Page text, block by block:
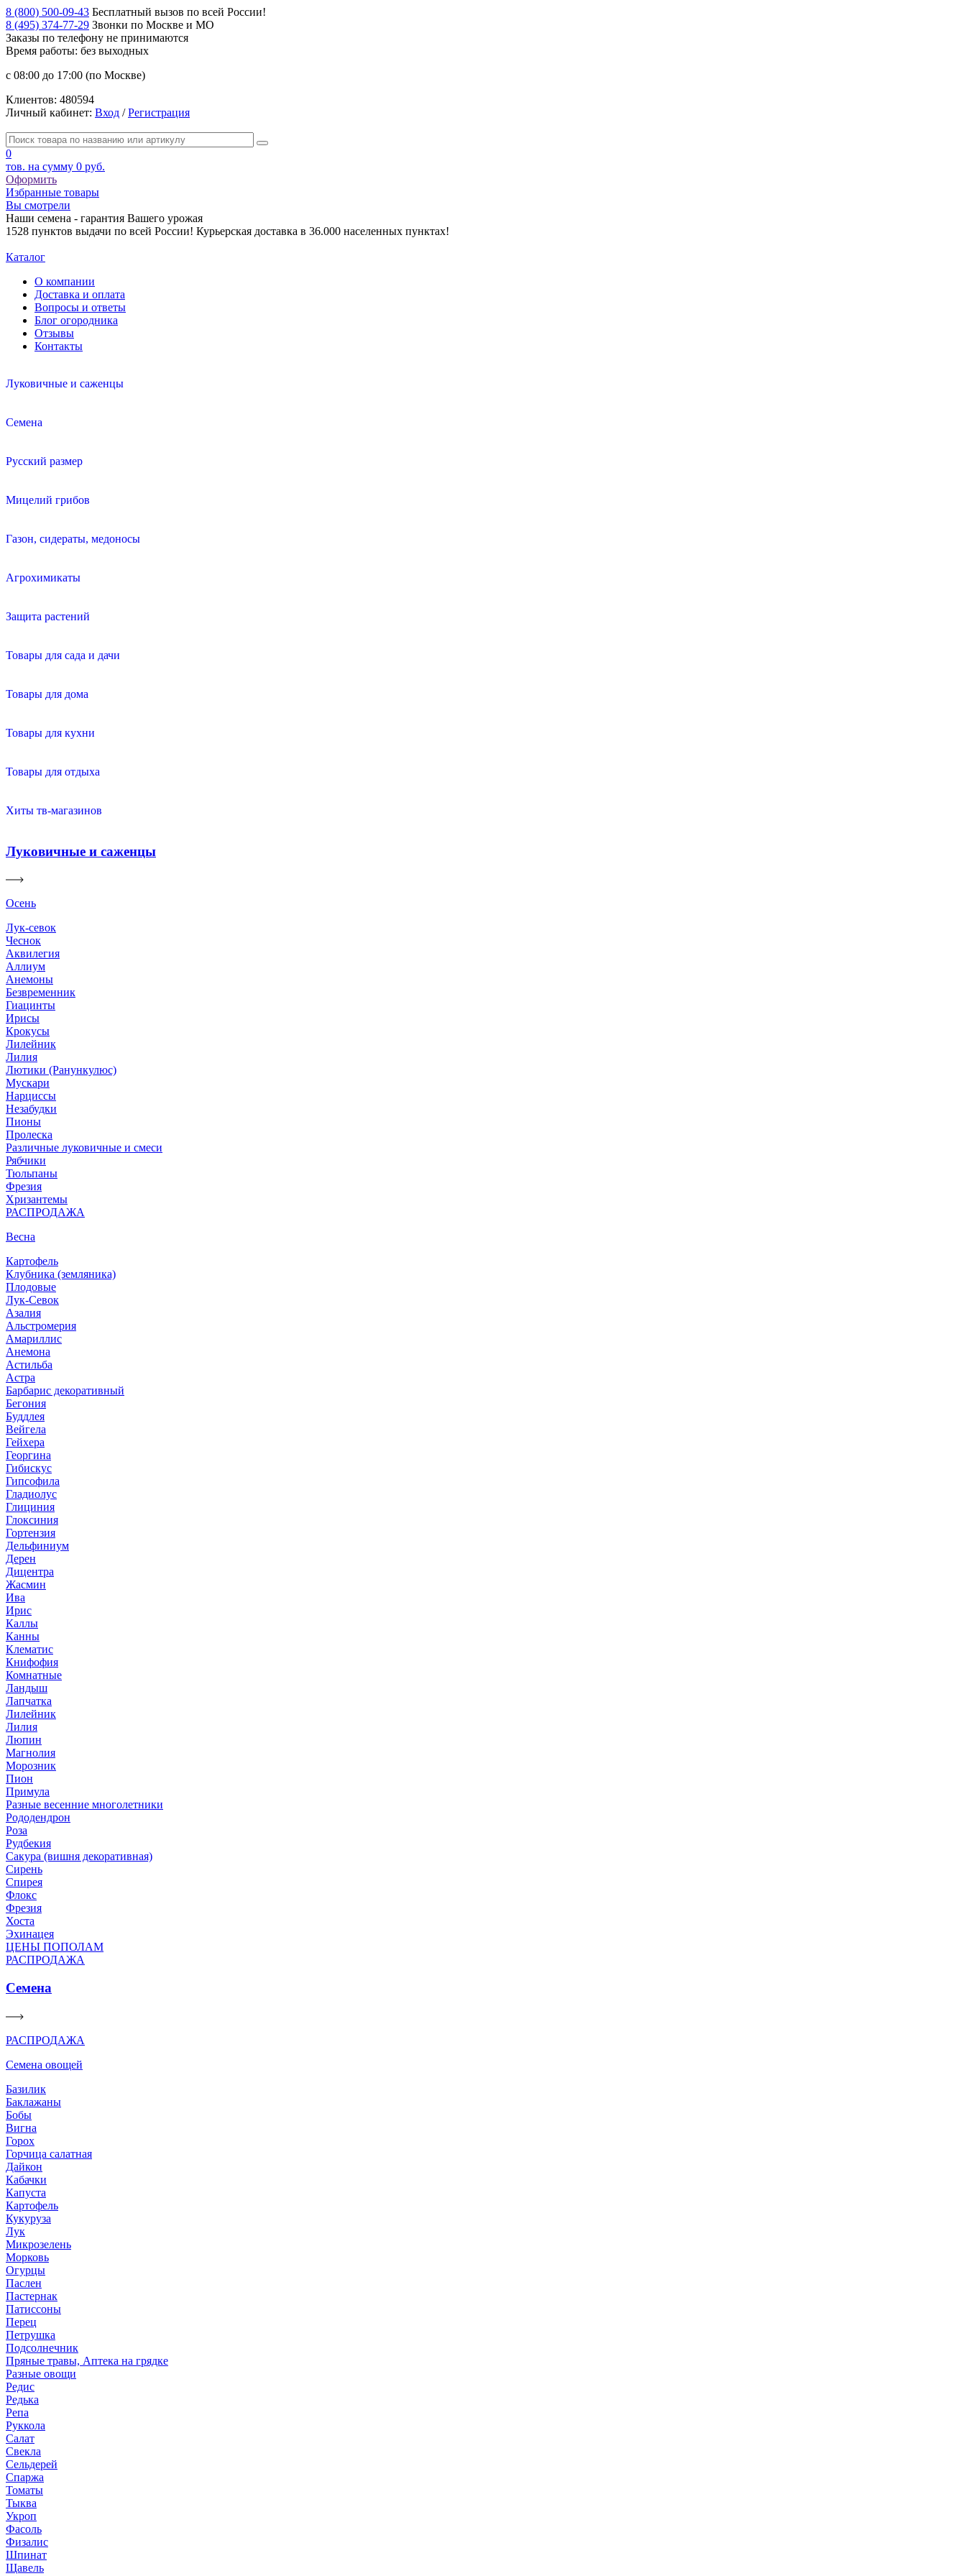
8 (800) 500-09-43 Бесплатный вызов по всей России!
8 (495) 374-77-29 Звонки по Москве и МО
Заказы по телефону не принимаются
Время работы: без выходных
с 08:00 до 17:00 (по Москве)
Клиентов: 480594
Личный кабинет: Вход /Регистрация
0
тов. на сумму 0 руб.
Оформить
Избранные товары
Вы смотрели
Наши семена - гарантия Вашего урожая
1528 пунктов выдачи по всей России! Курьерская доставка в 36.000 населенных пунктах!
Каталог
О компании
Доставка и оплата
Вопросы и ответы
Блог огородника
Отзывы
Контакты
Луковичные и саженцы
Семена
Русский размер
Мицелий грибов
Газон, сидераты, медоносы
Агрохимикаты
Защита растений
Товары для сада и дачи
Товары для дома
Товары для кухни
Товары для отдыха
Хиты тв-магазинов
Луковичные и саженцы
Осень
Лук-севок
Чеснок
Аквилегия
Аллиум
Анемоны
Безвременник
Гиацинты
Ирисы
Крокусы
Лилейник
Лилия
Лютики (Ранункулюс)
Мускари
Нарцисcы
Незабудки
Пионы
Пролеска
Различные луковичные и смеси
Рябчики
Тюльпаны
Фрезия
Хризантемы
РАСПРОДАЖА
Весна
Картофель
Клубника (земляника)
Плодовые
Лук-Севок
Азалия
Альстромерия
Амариллис
Анемона
Астильба
Астра
Барбарис декоративный
Бегония
Буддлея
Вейгела
Гейхера
Георгина
Гибискус
Гипсофила
Гладиолус
Глициния
Глоксиния
Гортензия
Дельфиниум
Дерен
Дицентра
Жасмин
Ива
Ирис
Каллы
Канны
Клематис
Книфофия
Комнатные
Ландыш
Лапчатка
Лилейник
Лилия
Люпин
Магнолия
Морозник
Пион
Примула
Разные весенние многолетники
Рододендрон
Роза
Рудбекия
Сакура (вишня декоративная)
Сирень
Спирея
Флокс
Фрезия
Хоста
Эхинацея
ЦЕНЫ ПОПОЛАМ
РАСПРОДАЖА
Семена
РАСПРОДАЖА
Семена овощей
Базилик
Баклажаны
Бобы
Вигна
Горох
Горчица салатная
Дайкон
Кабачки
Капуста
Картофель
Кукуруза
Лук
Микрозелень
Морковь
Огурцы
Паслен
Пастернак
Патиссоны
Перец
Петрушка
Подсолнечник
Пряные травы, Аптека на грядке
Разные овощи
Редис
Редька
Репа
Руккола
Салат
Свекла
Сельдерей
Спаржа
Томаты
Тыква
Укроп
Фасоль
Физалис
Шпинат
Щавель